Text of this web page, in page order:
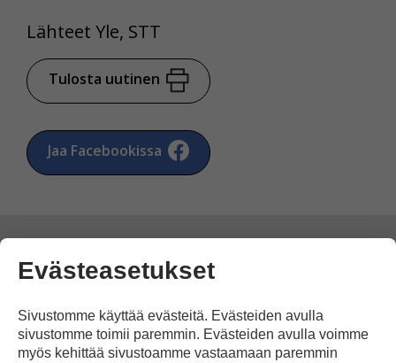
Lähteet Yle, STT
Tulosta uutinen
Jaa Facebookissa
Kommentoi
Voit kirjoittaa mielipiteesi
Evästeasetukset
Sivustomme käyttää evästeitä. Evästeiden avulla
sivustomme toimii paremmin. Evästeiden avulla voimme
myös kehittää sivustoamme vastaamaan paremmin